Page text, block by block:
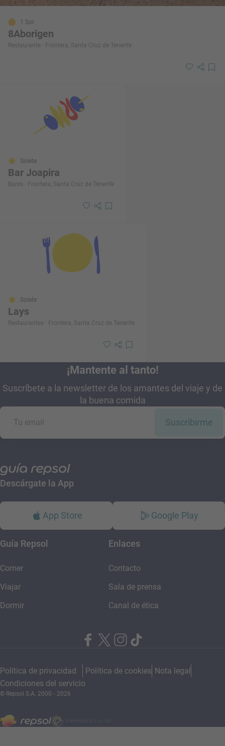
1 Sol
8Aborigen
Restaurante · Frontera, Santa Cruz de Tenerife
Solete
Bar Joapira
Bares · Frontera, Santa Cruz de Tenerife
Solete
Lays
Restaurantes · Frontera, Santa Cruz de Tenerife
¡Mantente al tanto!
Suscríbete a la newsletter de los amantes del viaje y de
la buena comida
Suscribirme
Descárgate la App
App Store Google Play
Guía Repsol
Comer
Viajar
Dormir
Enlaces
Contacto
Sala de prensa
Canal de ética
Política de privacidad Política de cookies Nota legal
Condiciones del servicio
© Repsol S.A. 2000- 2026